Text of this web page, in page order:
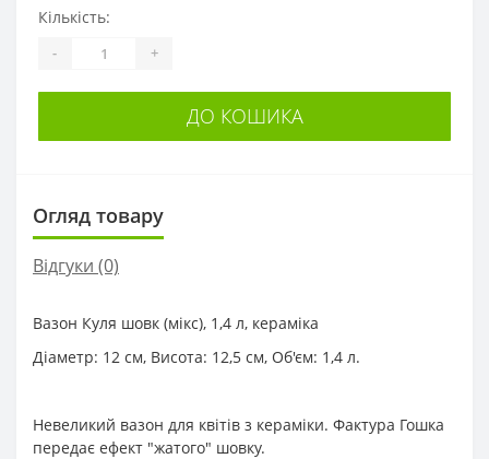
Кількість:
- +
ДО КОШИКА
Огляд товару
Відгуки (0)
Вазон Куля шовк (мікс), 1,4 л, кераміка
Діаметр: 12 см, Висота: 12,5 см, Об'єм: 1,4 л.
Невеликий вазон для квітів з кераміки. Фактура Гошка
передає ефект "жатого" шовку.